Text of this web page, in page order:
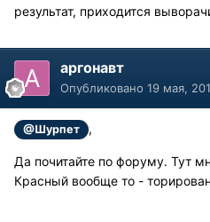
результат, приходится
аргонавт
Опубликовано 19 мая,
@Шурпет ,
Да почитайте по форуму. Тут
Красный вообще то -